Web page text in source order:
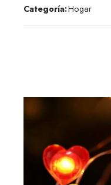
Categoría:Hogar